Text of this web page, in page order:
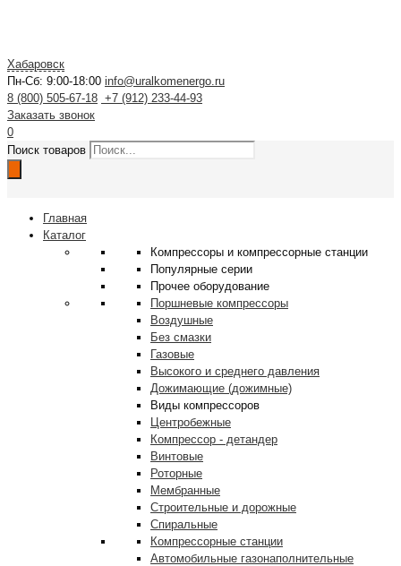
Хабаровск
Пн-Сб: 9:00-18:00 info@uralkomenergo.ru
8 (800) 505-67-18 +7 (912) 233-44-93
Заказать звонок
0
Поиск товаров
Главная
Каталог
Компрессоры и компрессорные станции
Популярные серии
Прочее оборудование
Поршневые компрессоры
Воздушные
Без смазки
Газовые
Высокого и среднего давления
Дожимающие (дожимные)
Виды компрессоров
Центробежные
Компрессор - детандер
Винтовые
Роторные
Мембранные
Строительные и дорожные
Спиральные
Компрессорные станции
Автомобильные газонаполнительные